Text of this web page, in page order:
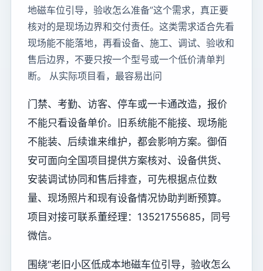
地磁车位引导，验收怎么准备”这个需求，真正要
核对的是现场边界和交付责任。这类需求适合先看
现场能不能落地，再看设备、施工、调试、验收和
售后边界，不要只按一个型号或一个低价清单判
断。 从实际项目看，最容易出问
门禁、考勤、访客、停车或一卡通改造，报价
不能只看设备单价。旧系统能不能接、现场能
不能装、后续谁来维护，都会影响方案。御佰
安可面向全国项目提供方案核对、设备供货、
安装调试协同和售后排查，可先根据点位数
量、现场照片和现有设备情况协助判断预算。
项目对接可联系董经理：13521755685，同号
微信。
围绕“老旧小区低成本地磁车位引导，验收怎么